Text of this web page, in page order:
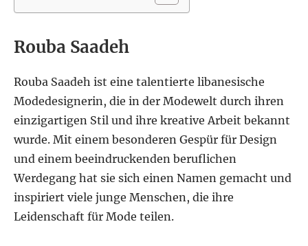
Rouba Saadeh
Rouba Saadeh ist eine talentierte libanesische
Modedesignerin, die in der Modewelt durch ihren
einzigartigen Stil und ihre kreative Arbeit bekannt
wurde. Mit einem besonderen Gespür für Design
und einem beeindruckenden beruflichen
Werdegang hat sie sich einen Namen gemacht und
inspiriert viele junge Menschen, die ihre
Leidenschaft für Mode teilen.